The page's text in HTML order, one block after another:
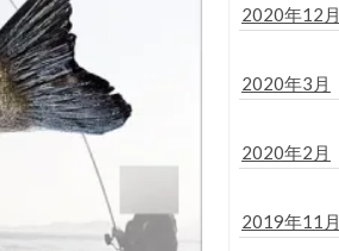
2020年12月
2020年3月
2020年2月
2019年11月